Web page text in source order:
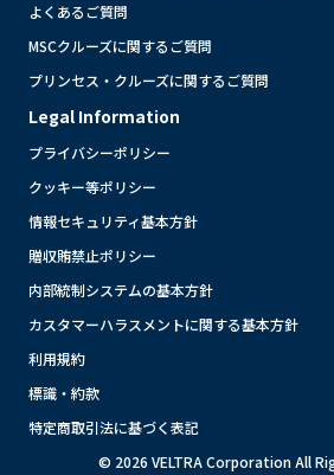
よくあるご質問
MSCクルーズに関するご質問
プリンセス・クルーズに関するご質問
Legal Information
プライバシーポリシー
クッキー等ポリシー
情報セキュリティ基本方針
贈収賄禁止ポリシー
内部統制システムの基本方針
カスタマーハラスメントに関する基本方針
利用規約
標識・約款
特定商取引法に基づく表記
© 2026 VELTRA Corporation All